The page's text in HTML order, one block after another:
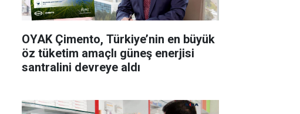
OYAK Çimento, Türkiye’nin en büyük
öz tüketim amaçlı güneş enerjisi
santralini devreye aldı